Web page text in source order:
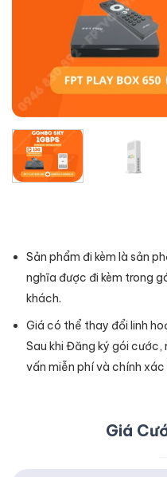
Sản phẩm đi kèm là sản
nghĩa được đi kèm trong
khách.
Giá có thể thay đổi linh
Sau khi Đăng ký gói cước,
vấn miễn phí và chính
Giá